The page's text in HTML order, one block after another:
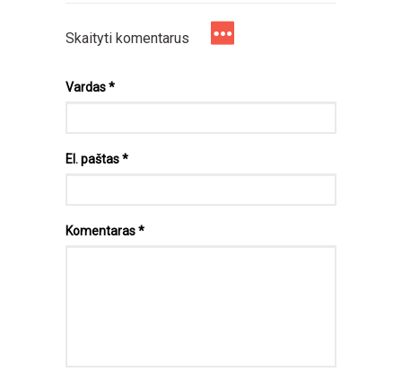
Skaityti komentarus
Vardas*
El. paštas*
Komentaras*